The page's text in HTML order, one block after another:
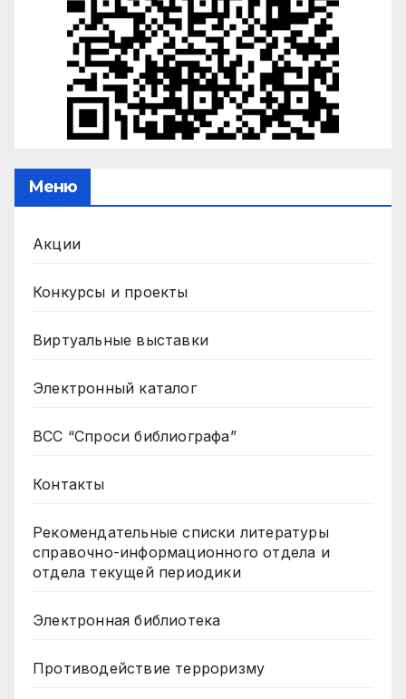
Меню
Акции
Конкурсы и проекты
Виртуальные выставки
Электронный каталог
ВСС “Спроси библиографа”
Контакты
Рекомендательные списки литературы
справочно-информационного отдела и
отдела текущей периодики
Электронная библиотека
Противодействие терроризму